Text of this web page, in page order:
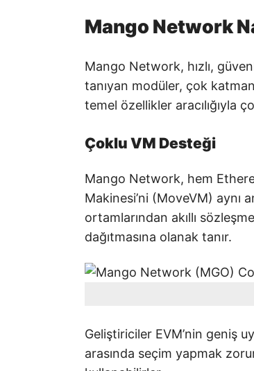
Mango Network
Mango Network, hızlı,
tanıyan modüler, çok
temel özellikler aracılığıyla
Çoklu VM Desteği
Mango Network, hem
Makinesi’ni (MoveVM) aynı
ortamlarından akıllı
dağıtmasına olanak tanır.
Geliştiriciler EVM’nin geniş
arasında seçim yapmak